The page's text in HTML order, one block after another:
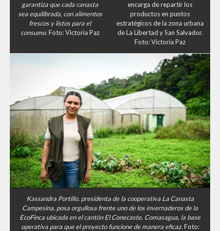
garantiza que cada canasta
sea equilibrada, con alimentos
frescos y listos para el
consumo.Foto: Victoria Paz
encarga de repartir los
productos en puntos
estratégicos de la zona urbana
de La Libertad y San Salvador.
Foto: Victoria Paz
Kassandra Portillo, presidenta de la cooperativa La Canasta
Campesina, posa orgullosa frente uno de los invernaderos de la
EcoFinca ubicada en el cantón El Conecaste, Comasagua, la base
operativa para que el proyecto funcione de manera eficaz. Foto: